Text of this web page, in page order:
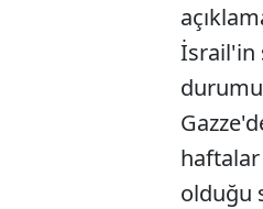
İsrail'in
olduğu